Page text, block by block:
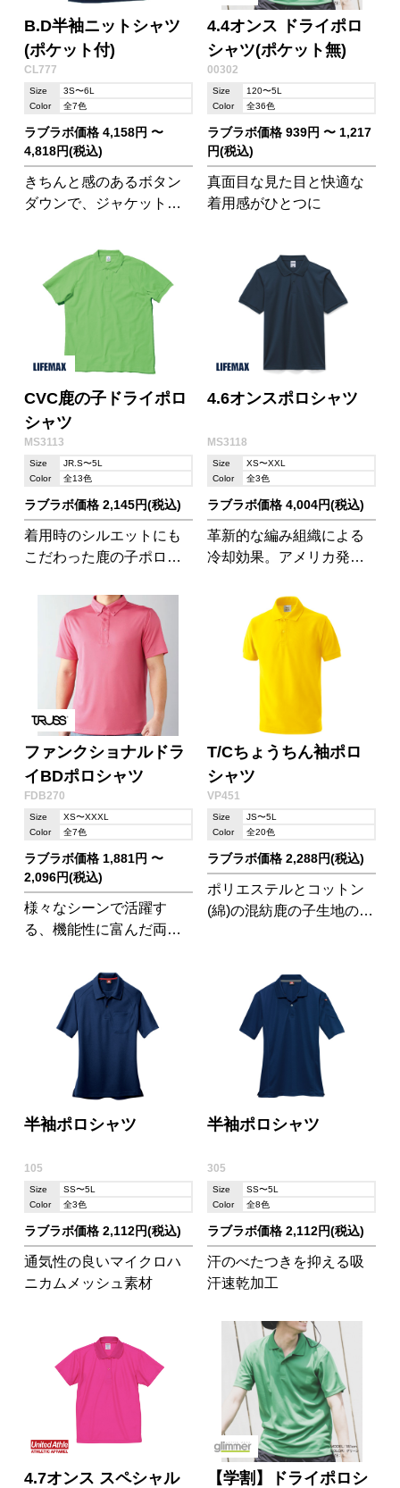
B.D半袖ニットシャツ
(ポケット付)
CL777
Size
3S〜6L
Color
全7色
ラブラボ価格 4,158円 〜
4,818円(税込)
きちんと感のあるボタン
ダウンで、ジャケットな
かに。消臭効果あり。
4.4オンス ドライポロ
シャツ(ポケット無)
00302
Size
120〜5L
Color
全36色
ラブラボ価格 939円 〜 1,217
円(税込)
真面目な見た目と快適な
着用感がひとつに
CVC鹿の子ドライポロ
シャツ
MS3113
Size
JR.S〜5L
Color
全13色
ラブラボ価格 2,145円(税込)
着用時のシルエットにも
こだわった鹿の子ポロシ
地のよさも満点!
4.6オンスポロシャツ
MS3118
Size
XS〜XXL
Color
全3色
ラブラボ価格 4,004円(税込)
革新的な編み組織による
冷却効果。アメリカ発、
材「クールコア」がLIFE
MAXに登場。
ファンクショナルドラ
イBDポロシャツ
FDB270
Size
XS〜XXXL
Color
全7色
ラブラボ価格 1,881円 〜
2,096円(税込)
様々なシーンで活躍す
る、機能性に富んだ両面
T/Cちょうちん袖ポロ
シャツ
VP451
Size
JS〜5L
Color
全20色
ラブラボ価格 2,288円(税込)
ポリエステルとコットン
(綿)の混紡鹿の子生地のポ
をお探しの方にオススメ!
半袖ポロシャツ
105
Size
SS〜5L
Color
全3色
ラブラボ価格 2,112円(税込)
通気性の良いマイクロハ
ニカムメッシュ素材
半袖ポロシャツ
305
Size
SS〜5L
Color
全8色
ラブラボ価格 2,112円(税込)
汗のべたつきを抑える吸
汗速乾加工
4.7オンス スペシャル
【学割】ドライポロシ